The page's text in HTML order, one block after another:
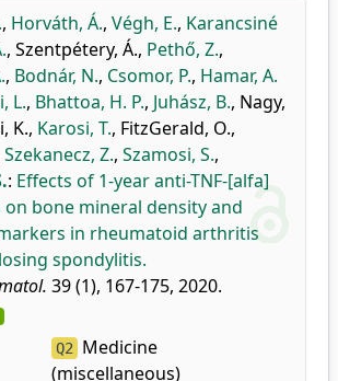
, Horváth, Á., Végh, E., Karancsiné
, Szentpétery, Á., Pethő, Z.,
, Bodnár, N., Csomor, P., Hamar, A.
L., Bhattoa, H. P., Juhász, B., Nagy,
K., Karosi, T., FitzGerald, O.,
Szekanecz, Z., Szamosi, S.,
: Effects of 1-year anti-TNF-[alfa]
bone mineral density and
in rheumatoid arthritis
spondylitis.
39 (1), 167-175, 2020.
Q2 Medicine
(miscellaneous)